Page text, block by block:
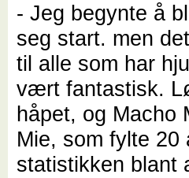
- Jeg begynte å
seg start. men
til alle som har
vært fantastisk.
håpet, og Macho
Mie, som fylte 20
statistikken blant